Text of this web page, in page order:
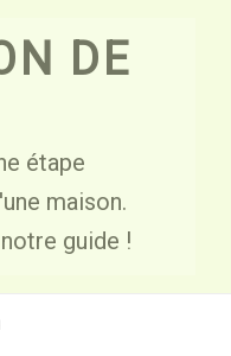
DE
étape
maison.
guide !